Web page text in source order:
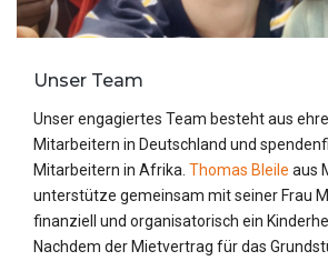
Unser Team
Unser engagiertes Team besteht aus
Mitarbeitern in Deutschland und
Mitarbeitern in Afrika. Thomas Bleile aus
unterstütze gemeinsam mit seiner Frau
finanziell und organisatorisch ein
Nachdem der Mietvertrag für das